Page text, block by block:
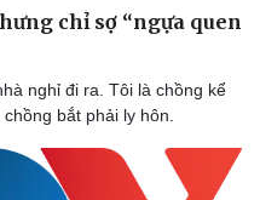
chỉ sợ “ngựa quen
nghỉ đi ra. Tôi là chồng kể
bắt phải ly hôn.